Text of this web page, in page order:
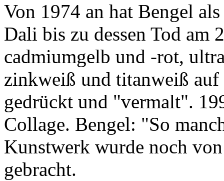
Von 1974 an hat Bengel
Dali bis zu dessen Tod am
cadmiumgelb und -rot,
zinkweiß und titanweiß
gedrückt und "vermalt".
Collage. Bengel: "So
Kunstwerk wurde noch
gebracht.